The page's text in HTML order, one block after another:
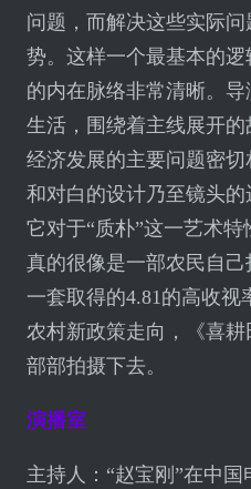
问题，而解决这些实际
势。这样一个最基本的逻
的内在脉络非常清晰。
生活，围绕着主线展开
经济发展的主要问题密
和对白的设计乃至镜头的
它对于“质朴”这一艺术
真的很像是一部农民自
一套取得的4.81的高收
农村新政策走向，《喜
部部拍摄下去。
演播室
主持人：“赵宝刚”在中